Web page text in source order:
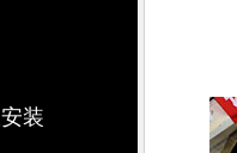
安装